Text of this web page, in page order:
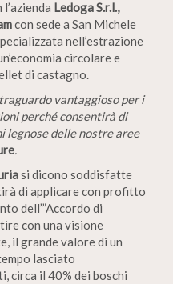
Ledoga S.r.l.,
con sede a San Michele
nell’estrazione
circolare e
di castagno.
vantaggioso per i
perché consentirà di
legnose delle nostre aree
.
si dicono soddisfatte
di applicare con profitto
dell’”Accordo di
con una visione
il grande valore di un
lasciato
circa il 40% dei boschi